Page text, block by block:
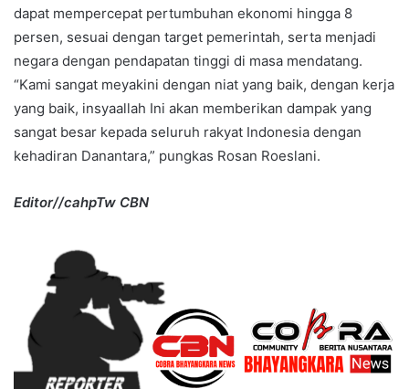
dapat mempercepat pertumbuhan ekonomi hingga 8
persen, sesuai dengan target pemerintah, serta menjadi
negara dengan pendapatan tinggi di masa mendatang.
“Kami sangat meyakini dengan niat yang baik, dengan kerja
yang baik, insyaallah Ini akan memberikan dampak yang
sangat besar kepada seluruh rakyat Indonesia dengan
kehadiran Danantara,” pungkas Rosan Roeslani.
Editor//cahpTw CBN